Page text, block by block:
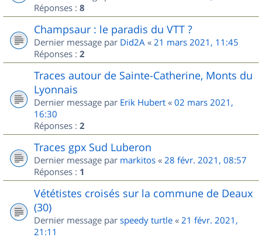
Réponses : 8
Champsaur : le paradis du VTT ?
Dernier message par Did2A « 21 mars 2021, 11:45
Réponses : 2
Traces autour de Sainte-Catherine, Monts du
Lyonnais
Dernier message par Erik Hubert « 02 mars 2021,
16:30
Réponses : 2
Traces gpx Sud Luberon
Dernier message par markitos « 28 févr. 2021, 08:57
Réponses : 1
Vététistes croisés sur la commune de Deaux
(30)
Dernier message par speedy turtle « 21 févr. 2021,
21:11